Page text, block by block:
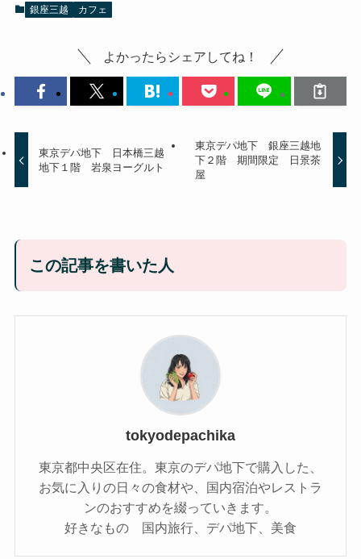
銀座三越 カフェ
よかったらシェアしてね！
東京デパ地下 日本橋三越
地下１階 岩泉ヨーグルト
東京デパ地下 銀座三越地
下２階 期間限定 日景茶
屋
この記事を書いた人
tokyodepachika
東京都中央区在住。東京のデパ地下で購入した、
お気に入りの日々の食材や、国内宿泊やレストラ
ンのおすすめを綴っていきます。
好きなもの 国内旅行、デパ地下、美食